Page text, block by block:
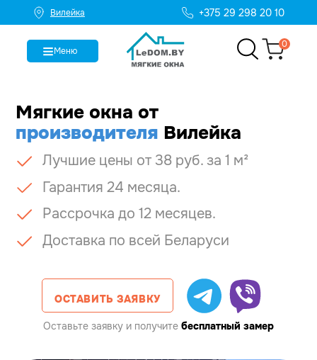
Вилейка +375 29 298 20 10
Меню
0
Мягкие окна от
производителя Вилейка
Лучшие цены от 38 руб. за 1 м²
Гарантия 24 месяца.
Рассрочка до 12 месяцев.
Доставка по всей Беларуси
ОСТАВИТЬ ЗАЯВКУ
Оставьте заявку и получите бесплатный замер